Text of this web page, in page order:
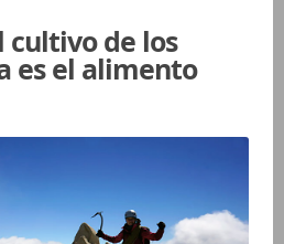
cultivo de los
es el alimento